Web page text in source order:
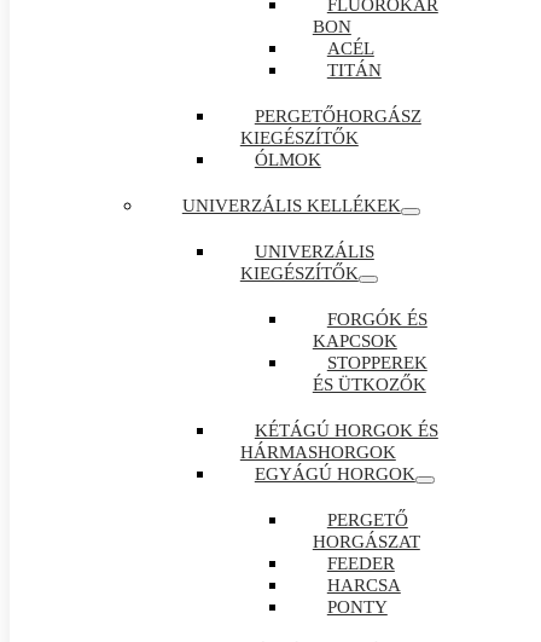
FLUOROKAR
BON
ACÉL
TITÁN
PERGETŐHORGÁSZ
KIEGÉSZÍTŐK
ÓLMOK
UNIVERZÁLIS KELLÉKEK
UNIVERZÁLIS
KIEGÉSZÍTŐK
FORGÓK ÉS
KAPCSOK
STOPPEREK
ÉS ÜTKOZŐK
KÉTÁGÚ HORGOK ÉS
HÁRMASHORGOK
EGYÁGÚ HORGOK
PERGETŐ
HORGÁSZAT
FEEDER
HARCSA
PONTY